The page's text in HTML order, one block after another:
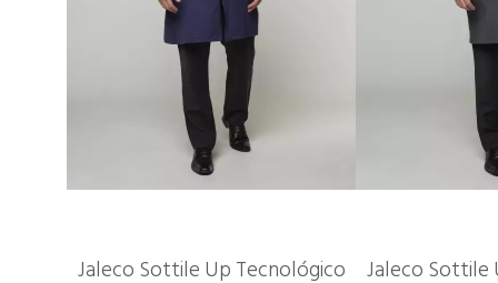
Jaleco Sottile Up Tecnológico
Jaleco Sottile